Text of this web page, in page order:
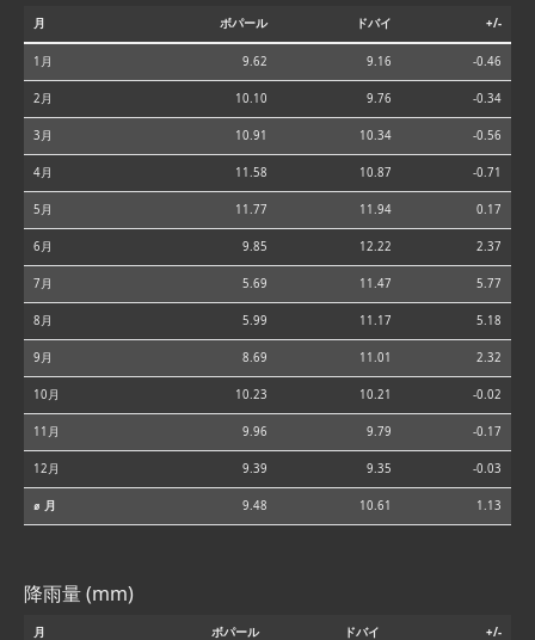
月 ボパール ドバイ +/-
1月 9.62 9.16 -0.46
2月 10.10 9.76 -0.34
3月 10.91 10.34 -0.56
4月 11.58 10.87 -0.71
5月 11.77 11.94 0.17
6月 9.85 12.22 2.37
7月 5.69 11.47 5.77
8月 5.99 11.17 5.18
9月 8.69 11.01 2.32
10月 10.23 10.21 -0.02
11月 9.96 9.79 -0.17
12月 9.39 9.35 -0.03
⌀ 月 9.48 10.61 1.13
降雨量 (mm)
月 ボパール ドバイ +/-